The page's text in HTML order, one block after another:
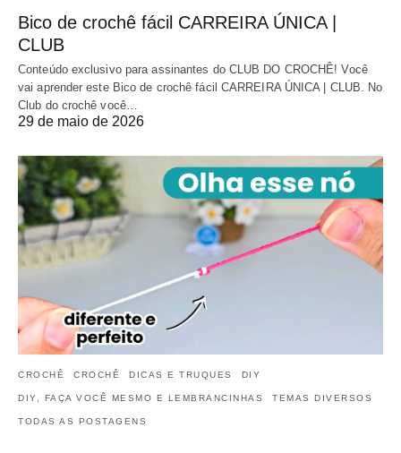
Bico de crochê fácil CARREIRA ÚNICA |
CLUB
Conteúdo exclusivo para assinantes do CLUB DO CROCHÊ! Você
vai aprender este Bico de crochê fácil CARREIRA ÚNICA | CLUB. No
Club do crochê você…
29 de maio de 2026
CROCHÊ CROCHÊ DICAS E TRUQUES DIY
DIY, FAÇA VOCÊ MESMO E LEMBRANCINHAS TEMAS DIVERSOS
TODAS AS POSTAGENS